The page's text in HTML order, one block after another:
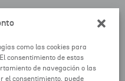
como las cookies para
consentimiento de estas
de navegación o las
el consentimiento, puede